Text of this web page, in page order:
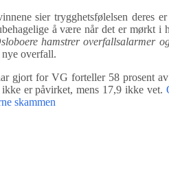
sier trygghetsfølelsen
å være når det er mørkt i
hamstrer overfallsalarmer
overfall.
gjort for VG forteller 58 prosent
er påvirket, mens 17,9 ikke vet.
skammen